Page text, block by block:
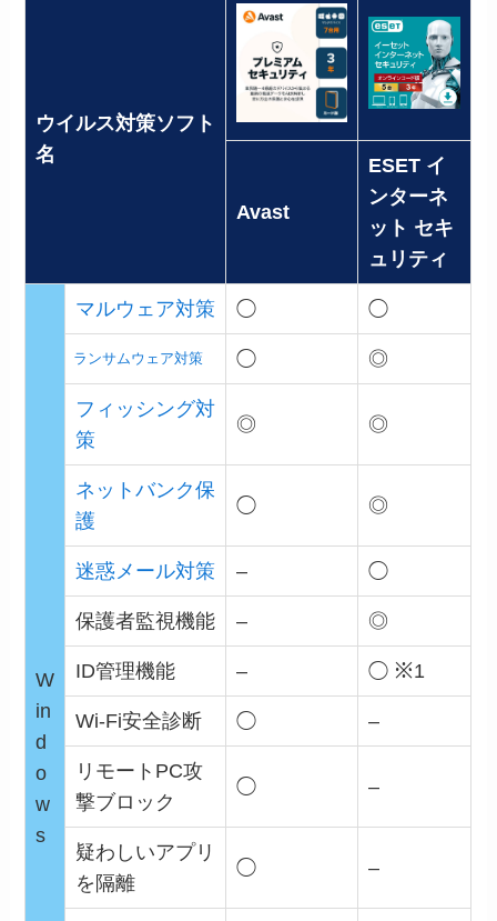
ウイルス対策ソフト
名
Avast
ESET イ
ンターネ
ット セキ
ュリティ
W
in
d
o
w
s
マルウェア対策 ◯ ◯
ランサムウェア対策 ◯ ◎
フィッシング対
策
◎ ◎
ネットバンク保
護
◯ ◎
迷惑メール対策 – ◯
保護者監視機能 – ◎
ID管理機能 – ◯ ※1
Wi-Fi安全診断 ◯ –
リモートPC攻
撃ブロック
◯ –
疑わしいアプリ
を隔離
◯ –